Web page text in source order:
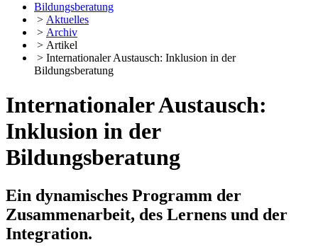
Bildungsberatung
> Aktuelles
> Archiv
> Artikel
> Internationaler Austausch: Inklusion in der
Bildungsberatung
Internationaler Austausch:
Inklusion in der
Bildungsberatung
Ein dynamisches Programm der
Zusammenarbeit, des Lernens und der
Integration.